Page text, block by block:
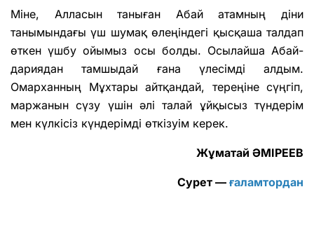
Міне, Алласын таныған Абай атамның діни
танымындағы үш шумақ өлеңіндегі қысқаша талдап
өткен үшбу ойымыз осы болды. Осылайша Абай-
дариядан тамшыдай ғана үлесімді алдым.
Омарханның Мұхтары айтқандай, тереңіне сүңгіп,
маржанын сүзу үшін әлі талай ұйқысыз түндерім
мен күлкісіз күндерімді өткізуім керек.
Жұматай ӘМІРЕЕВ
Сурет — ғаламтордан